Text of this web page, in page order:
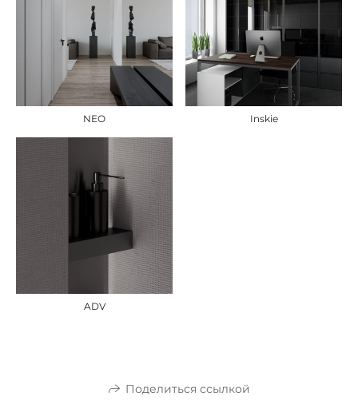
NEO Inskie
ADV
Поделиться ссылкой